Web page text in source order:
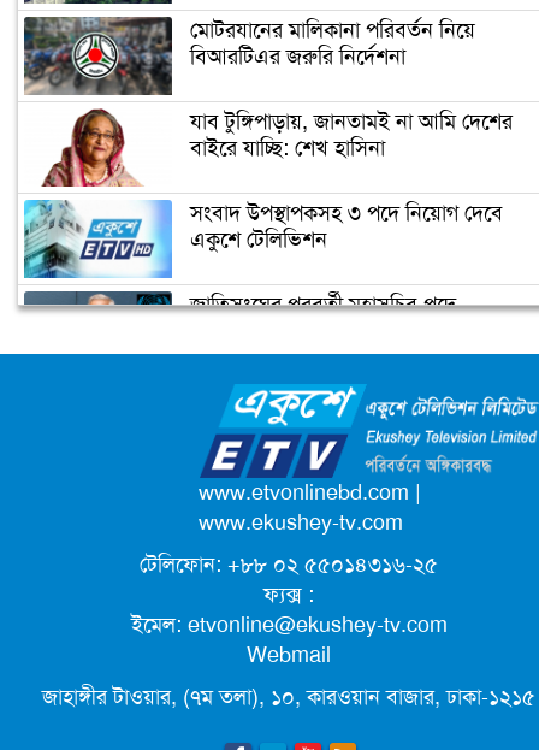
মনে ধরল না: শ্রীলেখা
পোশাক ও বয়স নিয়ে ট্রোলের মুখে জয়া
সপরিবারে আইসোলেশনে সালমান খান
মোটরযানের মালিকানা পরিবর্তন নিয়ে
বিআরটিএর জরুরি নির্দেশনা
যাব টুঙ্গিপাড়ায়, জানতামই না আমি দেশের
বাইরে যাচ্ছি: শেখ হাসিনা
সংবাদ উপস্থাপকসহ ৩ পদে নিয়োগ দেবে
একুশে টেলিভিশন
জাতিসংঘের পরবর্তী মহাসচিব পদে
ক্যাম্পাস অ্যাম্বাসেডর নিয়োগ দিচ্ছে একুশে
টেলিভিশন
পদোন্নতি পেয়ে সচিব হলেন ২ কর্মকর্তা
লিগ্যাল এইডের মাধ্যমে সন্তান ফিরে পেল
সেই কিশোরী মা জুঁই
জেট ফুয়েলের দাম কমলো লিটারে ১৯ টাকা
www.etvonlinebd.com |
www.ekushey-tv.com
টেলিফোন: +৮৮ ০২ ৫৫০১৪৩১৬-২৫
ফ্যক্স :
ইমেল: etvonline@ekushey-tv.com
Webmail
জাহাঙ্গীর টাওয়ার, (৭ম তলা), ১০, কারওয়ান বাজার, ঢাকা-১২১৫